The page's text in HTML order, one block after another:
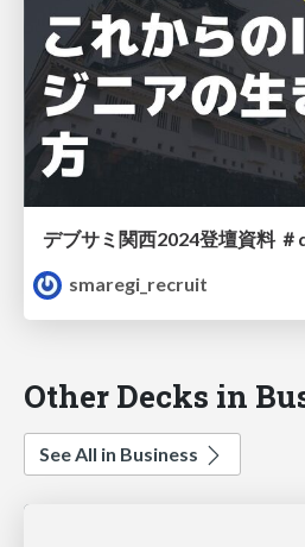
デブサミ関西2024登壇資料
smaregi_recruit
Other Decks in
See All in Business